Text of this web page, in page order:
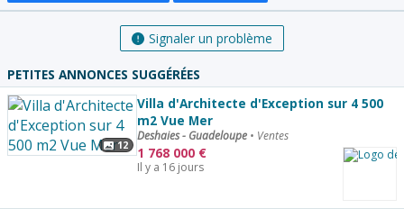
Signaler un problème
PETITES ANNONCES SUGGÉRÉES
12
Villa d'Architecte d'Exception sur 4 500
m2 Vue Mer
Deshaies - Guadeloupe • Ventes
1 768 000 €
Il y a 16 jours